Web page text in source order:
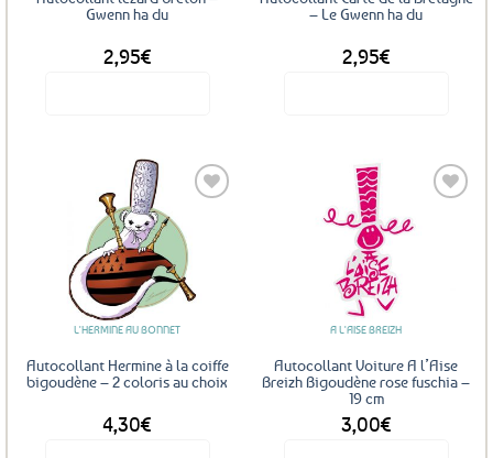
Gwenn ha du
2,95€
– Le Gwenn ha du
2,95€
Ajouter
favoris
L'HERMINE AU BONNET
Autocollant Hermine à la coiffe
bigoudène – 2 coloris au choix
4,30€
A L'AISE BREIZH
Autocollant Voiture A l’Aise
Breizh Bigoudène rose fuschia –
19 cm
3,00€